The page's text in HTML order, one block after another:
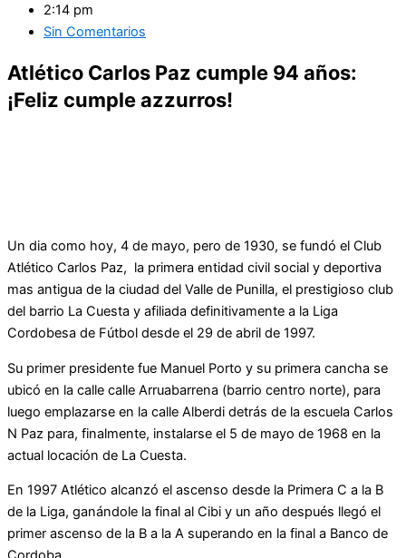
2:14 pm
Sin Comentarios
Atlético Carlos Paz cumple 94 años:
¡Feliz cumple azzurros!
Un dia como hoy, 4 de mayo, pero de 1930, se fundó el Club
Atlético Carlos Paz, la primera entidad civil social y deportiva
mas antigua de la ciudad del Valle de Punilla, el prestigioso club
del barrio La Cuesta y afiliada definitivamente a la Liga
Cordobesa de Fútbol desde el 29 de abril de 1997.
Su primer presidente fue Manuel Porto y su primera cancha se
ubicó en la calle calle Arruabarrena (barrio centro norte), para
luego emplazarse en la calle Alberdi detrás de la escuela Carlos
N Paz para, finalmente, instalarse el 5 de mayo de 1968 en la
actual locación de La Cuesta.
En 1997 Atlético alcanzó el ascenso desde la Primera C a la B
de la Liga, ganándole la final al Cibi y un año después llegó el
primer ascenso de la B a la A superando en la final a Banco de